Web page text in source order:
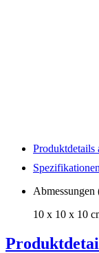
Produktdetails
10 x 10 x 10